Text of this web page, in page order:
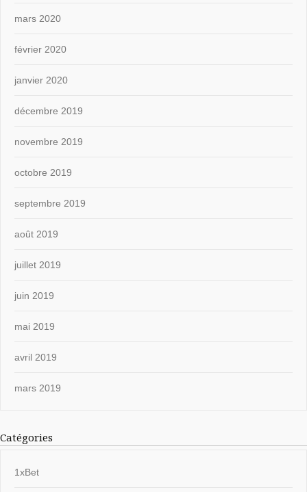
mars 2020
février 2020
janvier 2020
décembre 2019
novembre 2019
octobre 2019
septembre 2019
août 2019
juillet 2019
juin 2019
mai 2019
avril 2019
mars 2019
Catégories
1xBet